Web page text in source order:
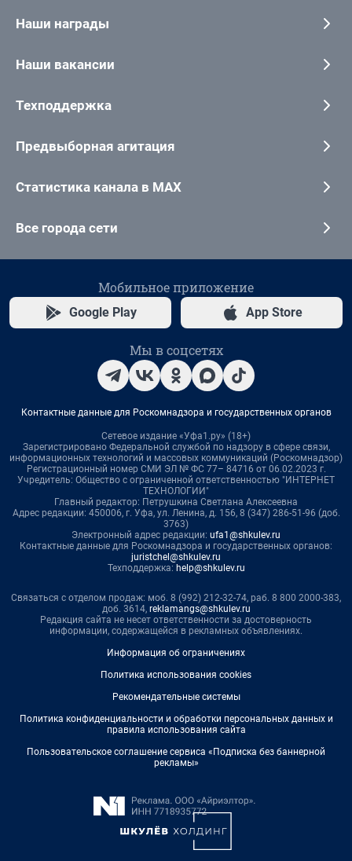
Наши награды
Наши вакансии
Техподдержка
Предвыборная агитация
Статистика канала в MAX
Все города сети
Мобильное приложение
Google Play App Store
Мы в соцсетях
Контактные данные для Роскомнадзора и государственных органов
Сетевое издание «Уфа1.ру» (18+)
Зарегистрировано Федеральной службой по надзору в сфере связи,
информационных технологий и массовых коммуникаций (Роскомнадзор)
Регистрационный номер СМИ ЭЛ № ФС 77– 84716 от 06.02.2023 г.
Учредитель: Общество с ограниченной ответственностью "ИНТЕРНЕТ
ТЕХНОЛОГИИ"
Главный редактор: Петрушкина Светлана Алексеевна
Адрес редакции: 450006, г. Уфа, ул. Ленина, д. 156, 8 (347) 286-51-96 (доб.
3763)
Электронный адрес редакции: ufa1@shkulev.ru
Контактные данные для Роскомнадзора и государственных органов:
juristchel@shkulev.ru
Техподдержка: help@shkulev.ru
Связаться с отделом продаж: моб. 8 (992) 212-32-74, раб. 8 800 2000-383,
доб. 3614, reklamangs@shkulev.ru
Редакция сайта не несет ответственности за достоверность
информации, содержащейся в рекламных объявлениях.
Информация об ограничениях
Политика использования cookies
Рекомендательные системы
Политика конфиденциальности и обработки персональных данных и
правила использования сайта
Пользовательское соглашение сервиса «Подписка без баннерной
рекламы»